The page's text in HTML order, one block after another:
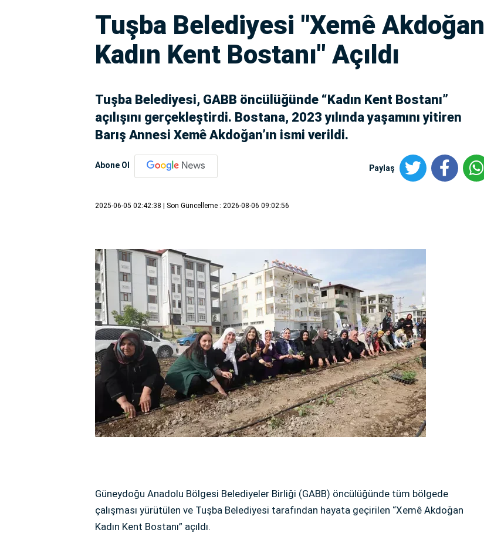
Tuşba Belediyesi "Xemê Akdoğan
Kadın Kent Bostanı" Açıldı
Tuşba Belediyesi, GABB öncülüğünde “Kadın Kent Bostanı”
açılışını gerçekleştirdi. Bostana, 2023 yılında yaşamını yitiren
Barış Annesi Xemê Akdoğan’ın ismi verildi.
Abone Ol Paylaş
2025-06-05 02:42:38 | Son Güncelleme : 2026-08-06 09:02:56
Güneydoğu Anadolu Bölgesi Belediyeler Birliği (GABB) öncülüğünde tüm bölgede
çalışması yürütülen ve Tuşba Belediyesi tarafından hayata geçirilen “Xemê Akdoğan
Kadın Kent Bostanı” açıldı.